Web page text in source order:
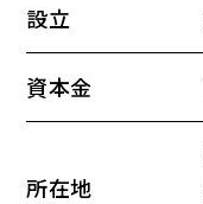
設立
資本金
所在地